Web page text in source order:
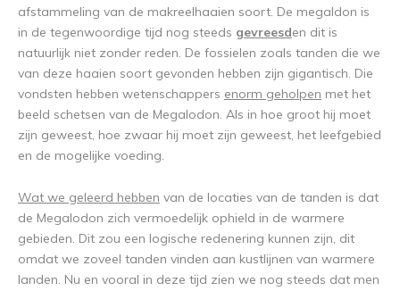
afstammeling van de makreelhaaien soort. De megaldon is
in de tegenwoordige tijd nog steeds gevreesden dit is
natuurlijk niet zonder reden. De fossielen zoals tanden die we
van deze haaien soort gevonden hebben zijn gigantisch. Die
vondsten hebben wetenschappers enorm geholpen met het
beeld schetsen van de Megalodon. Als in hoe groot hij moet
zijn geweest, hoe zwaar hij moet zijn geweest, het leefgebied
en de mogelijke voeding.
Wat we geleerd hebben van de locaties van de tanden is dat
de Megalodon zich vermoedelijk ophield in de warmere
gebieden. Dit zou een logische redenering kunnen zijn, dit
omdat we zoveel tanden vinden aan kustlijnen van warmere
landen. Nu en vooral in deze tijd zien we nog steeds dat men